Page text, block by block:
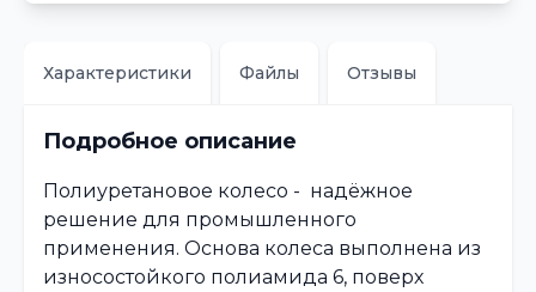
Характеристики Файлы Отзывы
Подробное описание
Полиуретановое колесо - надёжное
решение для промышленного
применения. Основа колеса выполнена из
износостойкого полиамида 6, поверх